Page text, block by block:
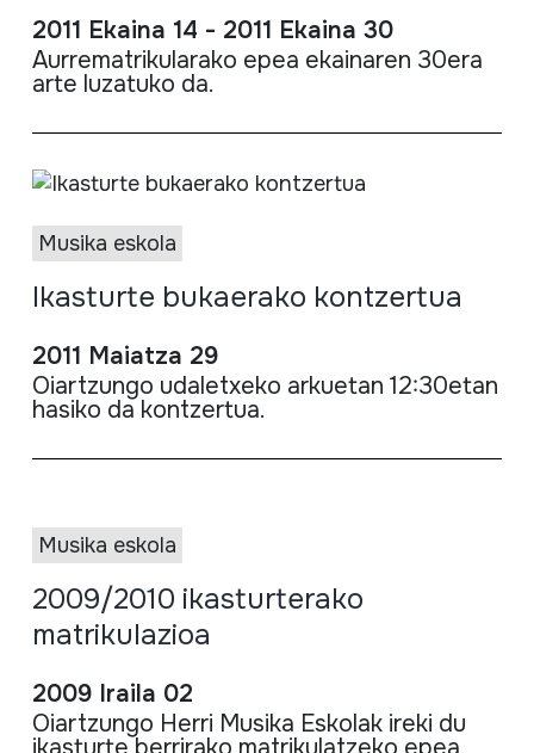
2011 Ekaina 14 - 2011 Ekaina 30
Aurrematrikularako epea ekainaren 30era
arte luzatuko da.
Musika eskola
Ikasturte bukaerako kontzertua
2011 Maiatza 29
Oiartzungo udaletxeko arkuetan 12:30etan
hasiko dakontzertua.
Musika eskola
2009/2010 ikasturterako
matrikulazioa
2009 Iraila 02
Oiartzungo Herri Musika Eskolak ireki du
ikasturte berrirako matrikulatzeko epea.